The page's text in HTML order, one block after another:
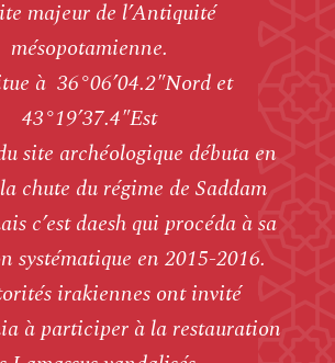
majeur de l’Antiquité
mésopotamienne.
à 36°06’04.2″Nord et
43°19’37.4″Est
site archéologique débuta en
chute du régime de Saddam
c’est daesh qui procéda à sa
systématique en 2015-2016.
irakiennes ont invité
à participer à la restauration